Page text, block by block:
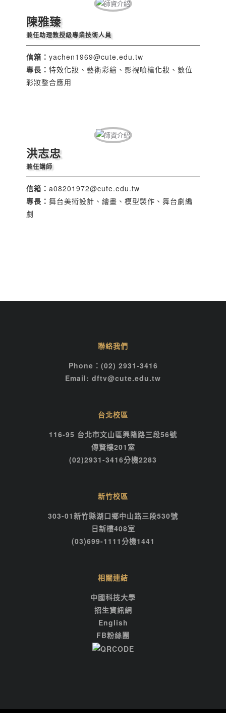
陳雅臻
兼任助理教授級專業技術人員
信箱：yachen1969@cute.edu.tw
專長：特效化妝、藝術彩繪、影視噴槍化妝、數位
彩妝整合應用
洪志忠
兼任講師
信箱：a08201972@cute.edu.tw
專長：舞台美術設計、繪畫、模型製作、舞台劇編
劇
聯絡我們
Phone：(02) 2931-3416
Email: dftv@cute.edu.tw
台北校區
116-95 台北市文山區興隆路三段56號
傳賢樓201室
(02)2931-3416分機2283
新竹校區
303-01新竹縣湖口鄉中山路三段530號
日新樓408室
(03)699-1111分機1441
相關連結
中國科技大學
招生資訊網
English
FB粉絲團